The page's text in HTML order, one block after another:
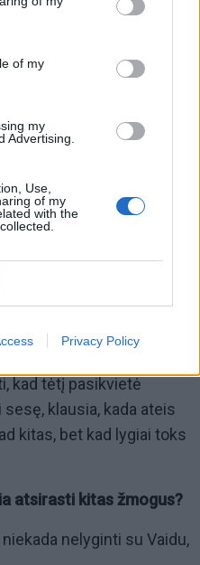
of my
my
Advertising.
Use,
of my
with the
Privacy Policy
uždegusi žvakutę,
priimti, kas atsitiko.
kad nesugrįš. Bet
jį esant, gal ne fiziškai,
Visada sapnuoju jį
Tyli ir šypsosi.
kad tėtį pasikvietė
klausia, kada ateis
kitas, bet kad lygiai toks
atsirasti kitas žmogus?
nelyginti su Vaidu,